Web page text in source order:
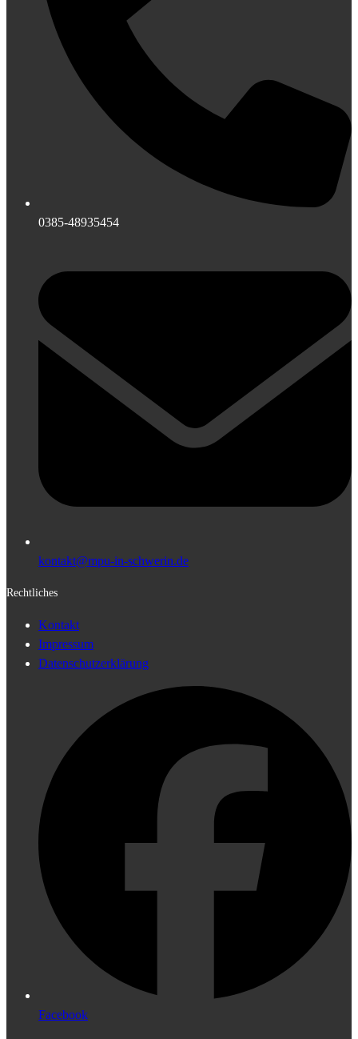
0385-48935454
kontakt@mpu-in-schwerin.de
Rechtliches
Kontakt
Impressum
Datenschutzerklärung
Facebook